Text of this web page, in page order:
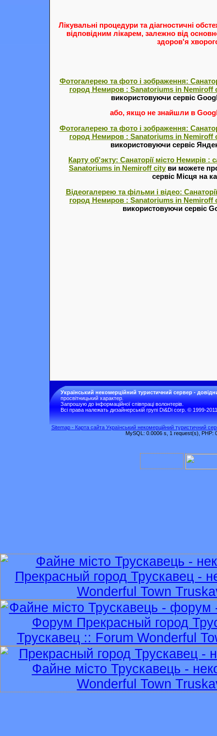
Лікувальні процедури та діагностичні
відповідним лікарем, залежно від
здоров'я
Фотогалерею та фото і зображення:
город Немиров : Sanatoriums in Nemiroff
використовуючи сервіс
або, якщо не знайшли в
Фотогалерею та фото і зображення:
город Немиров : Sanatoriums in Nemiroff
використовуючи сервіс
Карту об'экту: Санаторії місто Немирів
Sanatoriums in Nemiroff cityви можете
сервіс Місця на
Відеогалерею та фільми і відео:
город Немиров : Sanatoriums in Nemiroff
використовуючи сервіс
Український некомерційний туристичний сервер -
просвітницький характер.
Запрошую до інформаційної співпраці волонтерів.
Всі права належать дизайнерській групі Di&Di corp. © 1999-2011
Sitemap - Карта сайта Український некомерційний туристичний
MySQL: 0.0006 s, 1 request(s), PHP: